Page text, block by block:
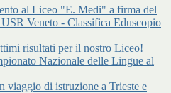
al Liceo "E. Medi" a firma del
Veneto - Classifica Eduscopio
risultati per il nostro Liceo!
Nazionale delle Lingue al
viaggio di istruzione a Trieste e